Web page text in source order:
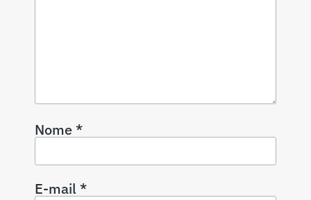
Nome*
E-mail*